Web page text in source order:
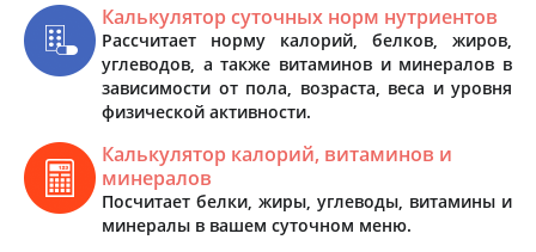
Калькулятор суточных норм нутриентов
Рассчитает норму калорий, белков, жиров,
углеводов, а также витаминов и минералов в
зависимости от пола, возраста, веса и уровня
физической активности.
Калькулятор калорий, витаминов и
минералов
Посчитает белки, жиры, углеводы, витамины и
минералы в вашем суточном меню.